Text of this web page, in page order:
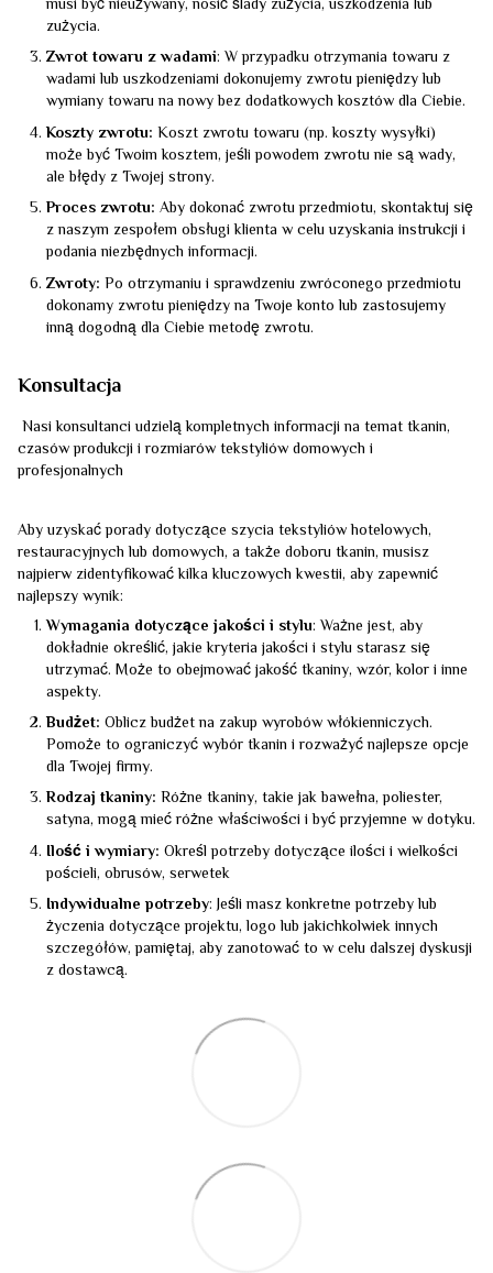
musi być nieużywany, nosić ślady zużycia, uszkodzenia lub
zużycia.
Zwrot towaru z wadami: W przypadku otrzymania towaru z
wadami lub uszkodzeniami dokonujemy zwrotu pieniędzy lub
wymiany towaru na nowy bez dodatkowych kosztów dla Ciebie.
Koszty zwrotu: Koszt zwrotu towaru (np. koszty wysyłki)
może być Twoim kosztem, jeśli powodem zwrotu nie są wady,
ale błędy z Twojej strony.
Proces zwrotu: Aby dokonać zwrotu przedmiotu, skontaktuj się
z naszym zespołem obsługi klienta w celu uzyskania instrukcji i
podania niezbędnych informacji.
Zwroty: Po otrzymaniu i sprawdzeniu zwróconego przedmiotu
dokonamy zwrotu pieniędzy na Twoje konto lub zastosujemy
inną dogodną dla Ciebie metodę zwrotu.
Konsultacja
Nasi konsultanci udzielą kompletnych informacji na temat tkanin,
czasów produkcji i rozmiarów tekstyliów domowych i
profesjonalnych
Aby uzyskać porady dotyczące szycia tekstyliów hotelowych,
restauracyjnych lub domowych, a także doboru tkanin, musisz
najpierw zidentyfikować kilka kluczowych kwestii, aby zapewnić
najlepszy wynik:
Wymagania dotyczące jakości i stylu: Ważne jest, aby
dokładnie określić, jakie kryteria jakości i stylu starasz się
utrzymać. Może to obejmować jakość tkaniny, wzór, kolor i inne
aspekty.
Budżet: Oblicz budżet na zakup wyrobów włókienniczych.
Pomoże to ograniczyć wybór tkanin i rozważyć najlepsze opcje
dla Twojej firmy.
Rodzaj tkaniny: Różne tkaniny, takie jak bawełna, poliester,
satyna, mogą mieć różne właściwości i być przyjemne w dotyku.
Ilość i wymiary: Określ potrzeby dotyczące ilości i wielkości
pościeli, obrusów, serwetek
Indywidualne potrzeby: Jeśli masz konkretne potrzeby lub
życzenia dotyczące projektu, logo lub jakichkolwiek innych
szczegółów, pamiętaj, aby zanotować to w celu dalszej dyskusji
z dostawcą.